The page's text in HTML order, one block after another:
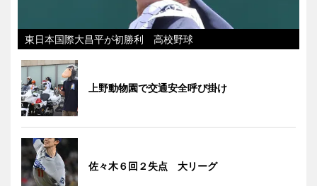
東日本国際大昌平が初勝利 高校野球
上野動物園で交通安全呼び掛け
佐々木６回２失点 大リーグ